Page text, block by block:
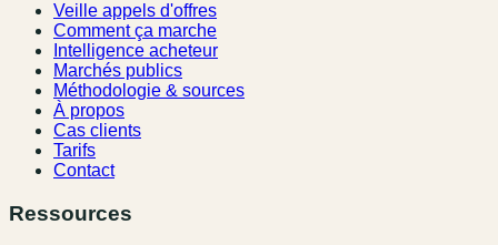
Veille appels d'offres
Comment ça marche
Intelligence acheteur
Marchés publics
Méthodologie & sources
À propos
Cas clients
Tarifs
Contact
Ressources